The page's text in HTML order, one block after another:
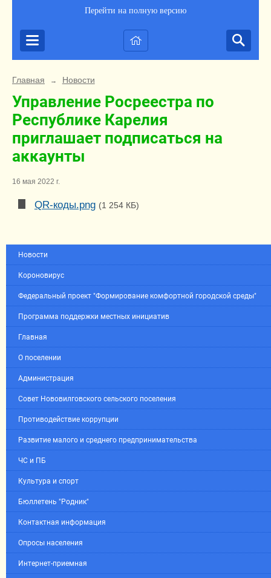
Перейти на полную версию
Главная → Новости
Управление Росреестра по
Республике Карелия
приглашает подписаться на
аккаунты
16 мая 2022 г.
QR-коды.png (1 254 КБ)
Новости
Короновирус
Федеральный проект "Формирование комфортной городской среды"
Программа поддержки местных инициатив
Главная
О поселении
Администрация
Совет Нововилговского сельского поселения
Противодействие коррупции
Развитие малого и среднего предпринимательства
ЧС и ПБ
Культура и спорт
Бюллетень "Родник"
Контактная информация
Опросы населения
Интернет-приемная